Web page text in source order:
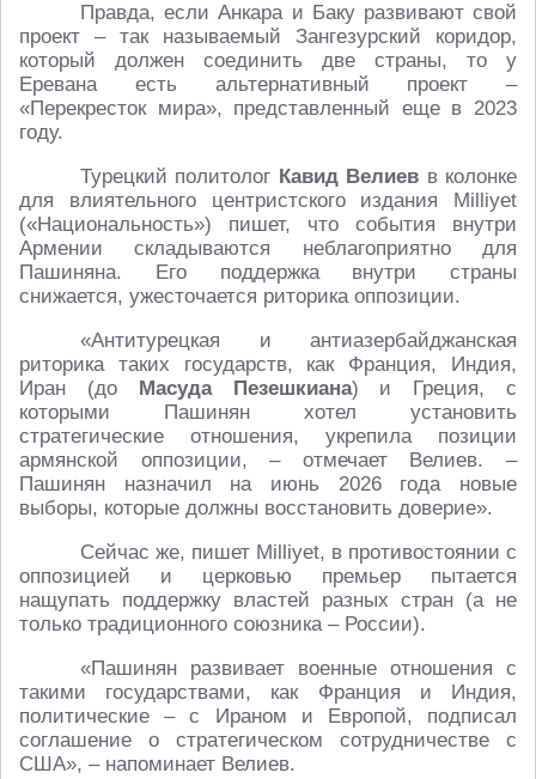
Правда, если Анкара и Баку развивают свой
проект – так называемый Зангезурский коридор,
который должен соединить две страны, то у
Еревана есть альтернативный проект –
«Перекресток мира», представленный еще в 2023
году.
Турецкий политолог Кавид Велиев в колонке
для влиятельного центристского издания Milliyet
(«Национальность») пишет, что события внутри
Армении складываются неблагоприятно для
Пашиняна. Его поддержка внутри страны
снижается, ужесточается риторика оппозиции.
«Антитурецкая и антиазербайджанская
риторика таких государств, как Франция, Индия,
Иран (до Масуда Пезешкиана) и Греция, с
которыми Пашинян хотел установить
стратегические отношения, укрепила позиции
армянской оппозиции, – отмечает Велиев. –
Пашинян назначил на июнь 2026 года новые
выборы, которые должны восстановить доверие».
Сейчас же, пишет Milliyet, в противостоянии с
оппозицией и церковью премьер пытается
нащупать поддержку властей разных стран (а не
только традиционного союзника – России).
«Пашинян развивает военные отношения с
такими государствами, как Франция и Индия,
политические – с Ираном и Европой, подписал
соглашение о стратегическом сотрудничестве с
США», – напоминает Велиев.